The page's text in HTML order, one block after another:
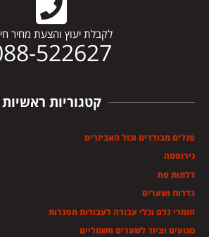
לקבלת יעוץ והצעת מחיר
522627
קטגוריות ראשיות
פנלים מבודדים וכול האביזרים
נירוסטה
דלתות פח
גדרות ושערים
חומרי גלם וכלי עבודה לעבודות מסגרות
מנועים וציוד לשערים חשמליים